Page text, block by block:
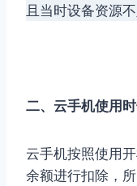
且当时设备资源
二、云手机使用
云手机按照使用
余额进行扣除，